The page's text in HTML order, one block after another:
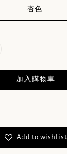
杏色
加入購物車
Add to wishlist